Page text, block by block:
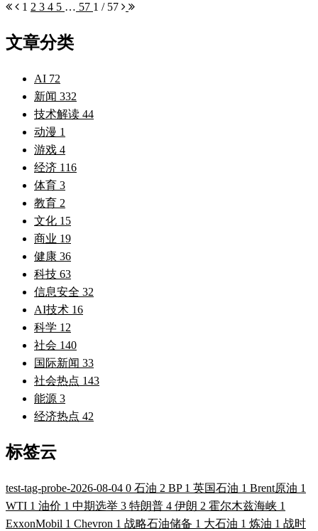
1 2 3 4 5 … 57 1 / 57
文章分类
AI 72
新闻 332
技术解读 44
动漫 1
游戏 4
经济 116
体育 3
教育 2
文化 15
商业 19
健康 36
科技 63
信息安全 32
AI技术 16
科学 12
社会 140
国际新闻 33
社会热点 143
能源 3
经济热点 42
标签云
test-tag-probe-2026-08-04 0 石油 2 BP 1 英国石油 1 Brent原油 1
WTI 1 油价 1 中期选举 3 特朗普 4 伊朗 2 霍尔木兹海峡 1
ExxonMobil 1 Chevron 1 战略石油储备 1 大石油 1 炼油 1 战时